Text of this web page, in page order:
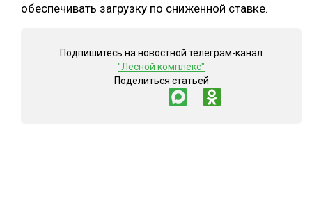
обеспечивать загрузку по сниженной ставке.
Подпишитесь на новостной телеграм-канал
"Лесной комплекс"
Поделиться статьей